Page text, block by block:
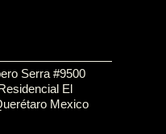
Serra #9500
El
Mexico